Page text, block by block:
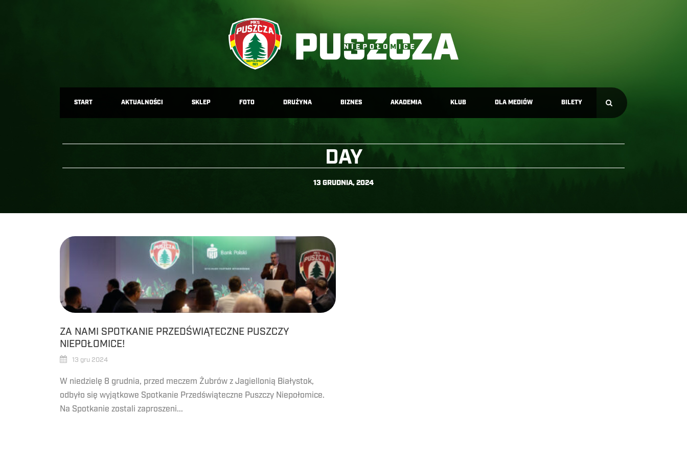
START AKTUALNOŚCI SKLEP FOTO DRUŻYNA BIZNES AKADEMIA KLUB DLA MEDIÓW BILETY
DAY
13 GRUDNIA, 2024
ZA NAMI SPOTKANIE PRZEDŚWIĄTECZNE PUSZCZY
NIEPOŁOMICE!
13 gru 2024
W niedzielę 8 grudnia, przed meczem Żubrów z Jagiellonią Białystok,
odbyło się wyjątkowe Spotkanie Przedświąteczne Puszczy Niepołomice.
Na Spotkanie zostali zaproszeni...